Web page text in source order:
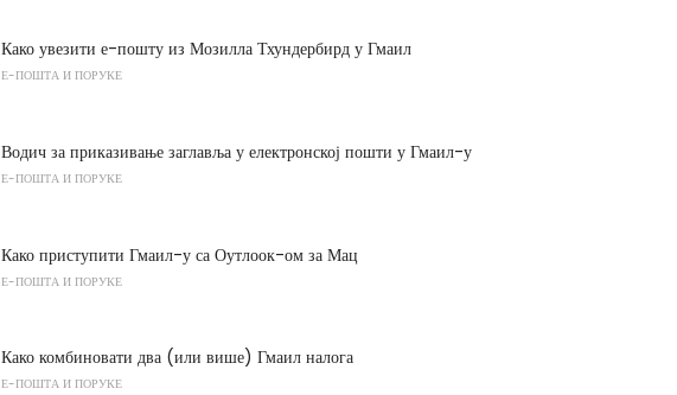
Како увезити е-пошту из Мозилла Тхундербирд у Гмаил
Е-ПОШТА И ПОРУКЕ
Водич за приказивање заглавља у електронској пошти у Гмаил-у
Е-ПОШТА И ПОРУКЕ
Како приступити Гмаил-у са Оутлоок-ом за Мац
Е-ПОШТА И ПОРУКЕ
Како комбиновати два (или више) Гмаил налога
Е-ПОШТА И ПОРУКЕ